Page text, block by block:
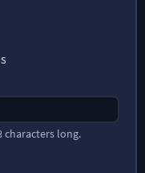
characters long.